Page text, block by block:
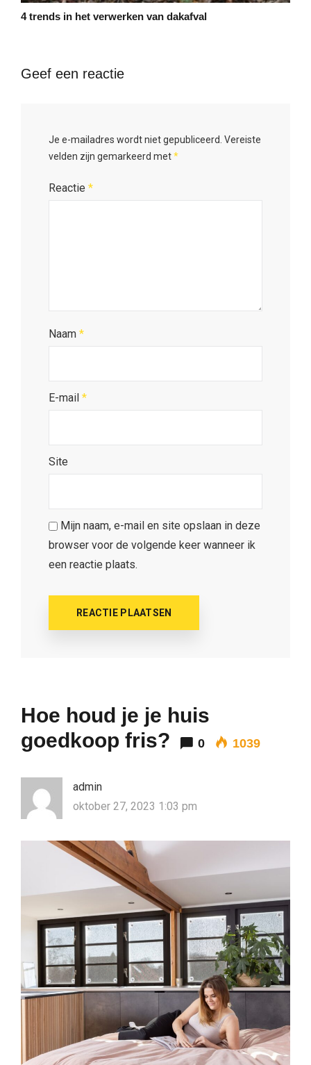
4 trends in het verwerken van dakafval
Geef een reactie
Je e-mailadres wordt niet gepubliceerd. Vereiste
velden zijn gemarkeerd met*
Reactie *
Naam *
E-mail *
Site
Mijn naam, e-mail en site opslaan in deze
browser voor de volgende keer wanneer ik
een reactie plaats.
Hoe houd je je huis
goedkoop fris?
0 1039
admin
oktober 27, 2023 1:03 pm